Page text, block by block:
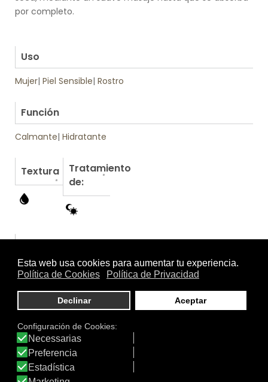
por completo.
Uso
Mujer| Piel Sensible| Rostro
Función
Calmante| Hidratante
Textura
Tratamiento
de: